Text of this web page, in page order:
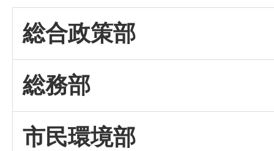
総合政策部
総務部
市民環境部